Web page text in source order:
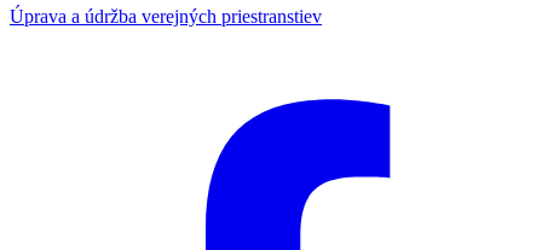
Úprava a údržba verejných priestranstiev